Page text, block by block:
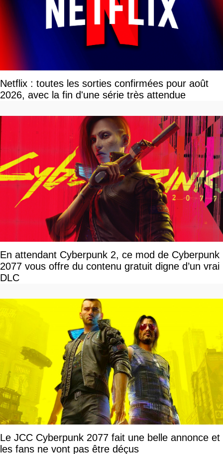
Netflix : toutes les sorties confirmées pour août
2026, avec la fin d'une série très attendue
En attendant Cyberpunk 2, ce mod de Cyberpunk
2077 vous offre du contenu gratuit digne d’un vrai
DLC
Le JCC Cyberpunk 2077 fait une belle annonce et
les fans ne vont pas être déçus